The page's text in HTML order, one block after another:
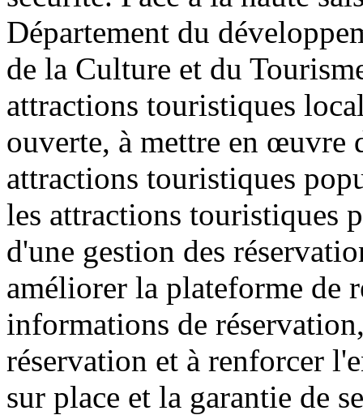
Département du
de la Culture et du
attractions touristiques
ouverte, à mettre en œuvre
attractions touristiques
les attractions touristiques
d'une gestion des
améliorer la plateforme de
informations de
réservation et à renforcer
sur place et la garantie de